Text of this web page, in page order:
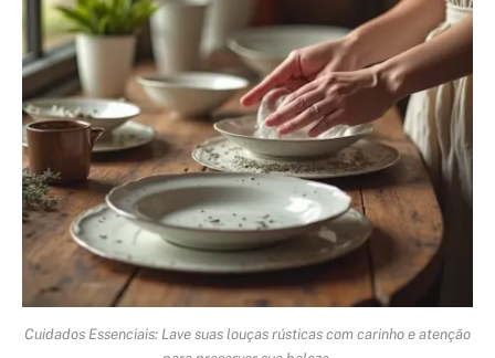
Cuidados Essenciais: Lave suas louças rústicas com carinho e atenção